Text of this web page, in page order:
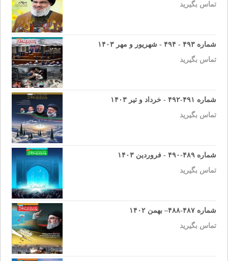
تماس بگیرید
شماره ۴۹۳ - ۴۹۴ - شهریور و مهر ۱۴۰۳
تماس بگیرید
شماره ۴۹۱-۴۹۲ - خرداد و تیر ۱۴۰۳
تماس بگیرید
شماره ۴۸۹-۴۹۰ - فروردین ۱۴۰۳
تماس بگیرید
شماره ۴۸۷-۴۸۸– بهمن ۱۴۰۲
تماس بگیرید